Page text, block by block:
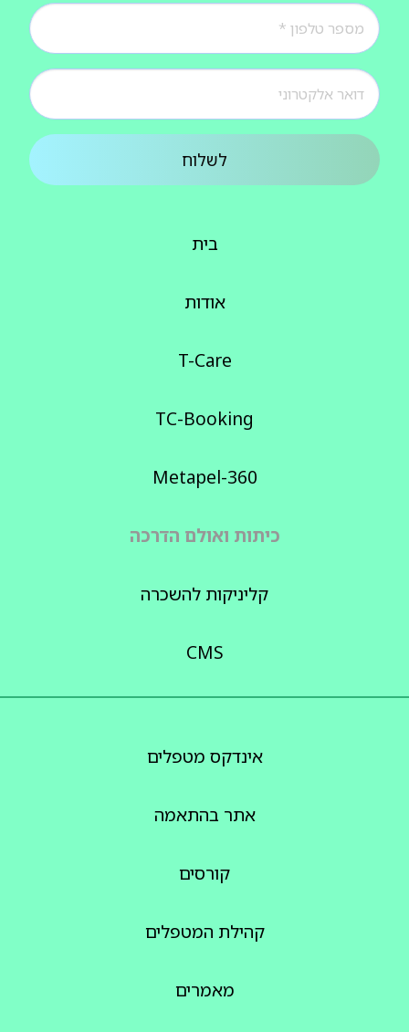
לשלוח
אינדקס מטפלים
אתר בהתאמה
קורסים
קהילת המטפלים
מאמרים
בית
אודות
T-Care
TC-Booking
Metapel-360
כיתות ואולם הדרכה
קליניקות להשכרה
CMS